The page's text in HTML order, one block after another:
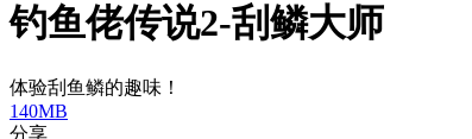
钓鱼佬传说2-刮鳞大师
体验刮鱼鳞的趣味！
140MB
分享